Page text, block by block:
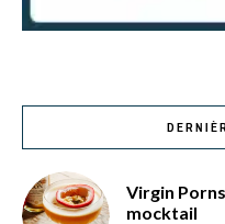
Virgin
mocktail